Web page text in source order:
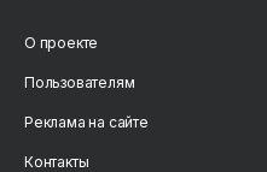
О проекте
Пользователям
Реклама на сайте
Контакты